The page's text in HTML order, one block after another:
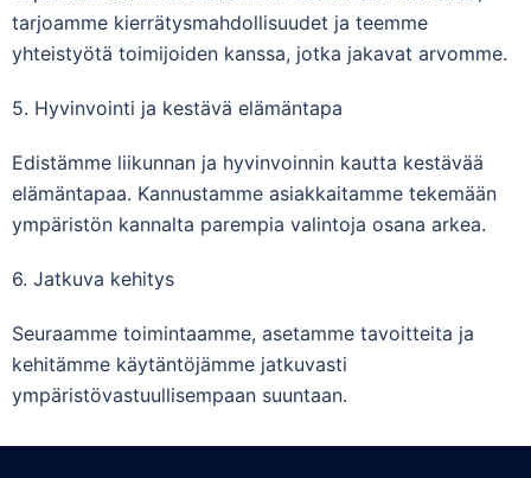
tarjoamme kierrätysmahdollisuudet ja teemme
yhteistyötä toimijoiden kanssa, jotka jakavat arvomme.
5. Hyvinvointi ja kestävä elämäntapa
Edistämme liikunnan ja hyvinvoinnin kautta kestävää
elämäntapaa. Kannustamme asiakkaitamme tekemään
ympäristön kannalta parempia valintoja osana arkea.
6. Jatkuva kehitys
Seuraamme toimintaamme, asetamme tavoitteita ja
kehitämme käytäntöjämme jatkuvasti
ympäristövastuullisempaan suuntaan.